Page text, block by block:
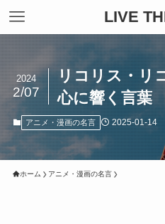
LIVE
リコリス・リ
心に響く言葉
2024
2/07
アニメ・漫画の名言 2025-01-14
ホーム アニメ・漫画の名言